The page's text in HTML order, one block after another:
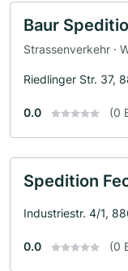
Baur
Strassenverkehr ·
Riedlinger Str. 37,
0.0 (0
Spedition
Industriestr. 4/1,
0.0 (0